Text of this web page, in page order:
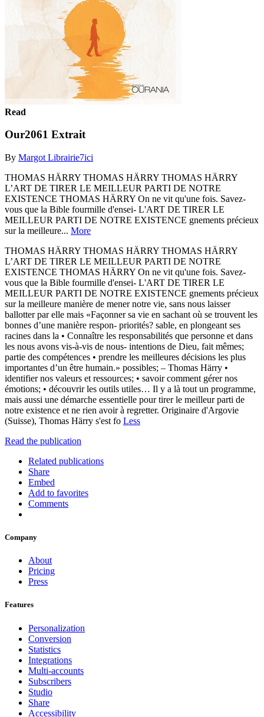
Read
Our2061 Extrait
By Margot Librairie7ici
THOMAS HÄRRY THOMAS HÄRRY THOMAS HÄRRY
L’ART DE TIRER LE MEILLEUR PARTI DE NOTRE
EXISTENCE THOMAS HÄRRY On ne vit qu'une fois. Savez-
vous que la Bible fourmille d'ensei- L'ART DE TIRER LE
MEILLEUR PARTI DE NOTRE EXISTENCE gnements précieux
sur la meilleure... More
THOMAS HÄRRY THOMAS HÄRRY THOMAS HÄRRY
L’ART DE TIRER LE MEILLEUR PARTI DE NOTRE
EXISTENCE THOMAS HÄRRY On ne vit qu'une fois. Savez-
vous que la Bible fourmille d'ensei- L'ART DE TIRER LE
MEILLEUR PARTI DE NOTRE EXISTENCE gnements précieux
sur la meilleure manière de mener notre vie, sans nous laisser
ballotter par elle mais «Façonner sa vie en sachant où se trouvent les
bonnes d’une manière respon- priorités? sable, en plongeant ses
racines dans la • Connaître les responsabilités que personne et dans
les nous avons vis-à-vis de nous- intentions de Dieu, fait mêmes;
partie des compétences • prendre les meilleures décisions les plus
importantes d’un être humain.» possibles; – Thomas Härry •
identifier nos valeurs et ressources; • savoir comment gérer nos
émotions; • découvrir les outils utiles… Il y a là tout un programme,
mais aussi une démarche essentielle pour tirer le meilleur parti de
notre existence et ne rien avoir à regretter. Originaire d'Argovie
(Suisse), Thomas Härry s'est fo Less
Read the publication
Related publications
Share
Embed
Add to favorites
Comments
Company
About
Pricing
Press
Features
Personalization
Conversion
Statistics
Integrations
Multi-accounts
Subscribers
Studio
Share
Accessibility